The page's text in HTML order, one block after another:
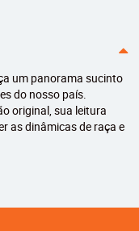
um panorama sucinto
do nosso país.
original, sua leitura
as dinâmicas de raça e